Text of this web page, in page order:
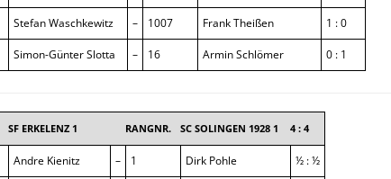
Stefan Waschkewitz – 1007 Frank Theißen 1 : 0
Simon-Günter Slotta – 16 Armin Schlömer 0 : 1
SF ERKELENZ 1 RANGNR. SC SOLINGEN 1928 1 4 : 4
Andre Kienitz – 1 Dirk Pohle ½ : ½